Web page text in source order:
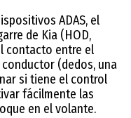
ADAS, el
de Kia (HOD,
contacto entre el
(dedos, una
si tiene el control
fácilmente las
en el volante.